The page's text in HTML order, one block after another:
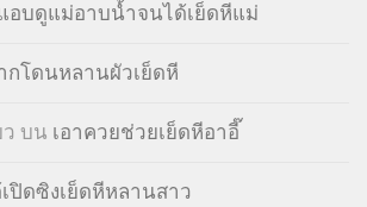
อบดูแม่อาบน้ำจนได้เย็ดหีแม่
กโดนหลานผัวเย็ดหี
บน เอาควยช่วยเย็ดหีอาอี๊
ปิดซิงเย็ดหีหลานสาว